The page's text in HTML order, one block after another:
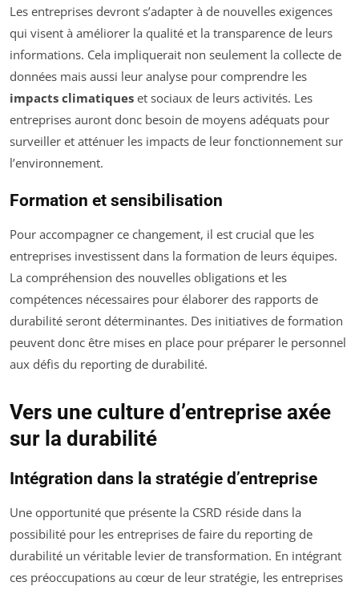
Les entreprises devront s’adapter à de nouvelles exigences
qui visent à améliorer la qualité et la transparence de leurs
informations. Cela impliquerait non seulement la collecte de
données mais aussi leur analyse pour comprendre les
impacts climatiques et sociaux de leurs activités. Les
entreprises auront donc besoin de moyens adéquats pour
surveiller et atténuer les impacts de leur fonctionnement sur
l’environnement.
Formation et sensibilisation
Pour accompagner ce changement, il est crucial que les
entreprises investissent dans la formation de leurs équipes.
La compréhension des nouvelles obligations et les
compétences nécessaires pour élaborer des rapports de
durabilité seront déterminantes. Des initiatives de formation
peuvent donc être mises en place pour préparer le personnel
aux défis du reporting de durabilité.
Vers une culture d’entreprise axée
sur la durabilité
Intégration dans la stratégie d’entreprise
Une opportunité que présente la CSRD réside dans la
possibilité pour les entreprises de faire du reporting de
durabilité un véritable levier de transformation. En intégrant
ces préoccupations au cœur de leur stratégie, les entreprises